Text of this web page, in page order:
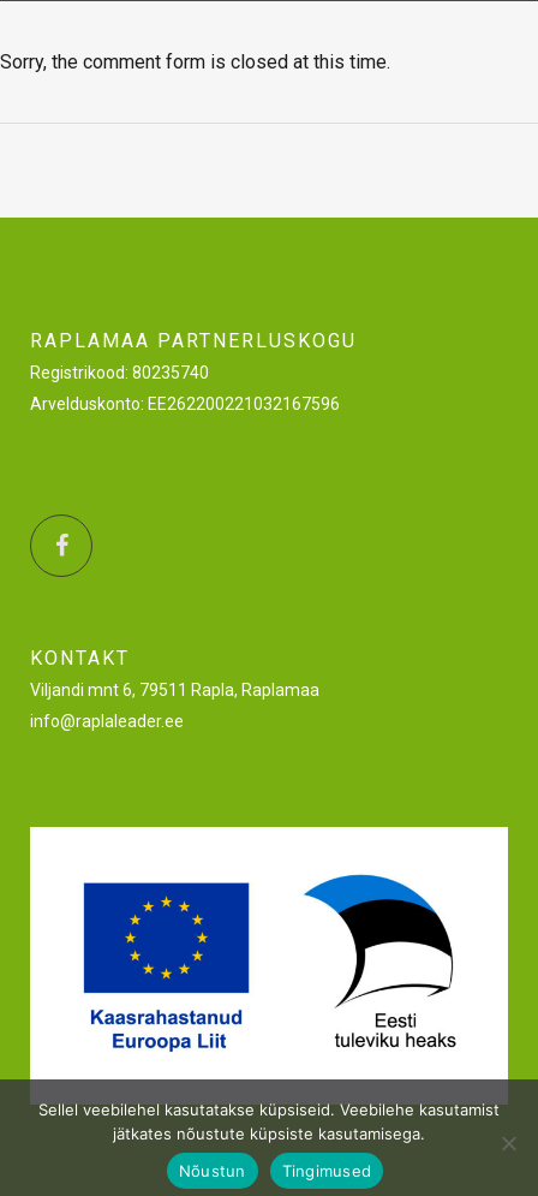
Sorry, the comment form is closed at this time.
RAPLAMAA PARTNERLUSKOGU
Registrikood: 80235740
Arvelduskonto: EE262200221032167596
KONTAKT
Viljandi mnt 6, 79511 Rapla, Raplamaa
info@raplaleader.ee
Sellel veebilehel kasutatakse küpsiseid. Veebilehe kasutamist
jätkates nõustute küpsiste kasutamisega.
Nõustun
Tingimused